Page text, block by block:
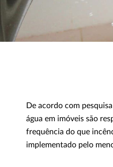
De acordo com
água em imóveis são
frequência do que
implementado pelo